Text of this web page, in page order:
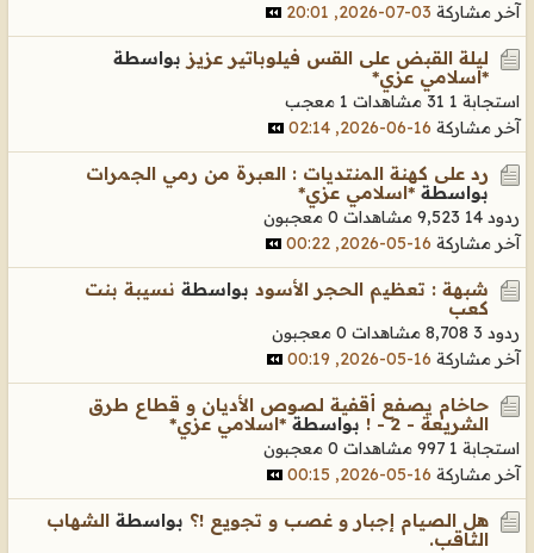
آخر مشاركة 03-07-2026, 20:01
ليلة القبض على القس فيلوباتير عزيز بواسطة
*اسلامي عزي*
استجابة 1 31 مشاهدات
1 معجب
آخر مشاركة 16-06-2026, 02:14
رد على كهنة المنتديات : العبرة من رمي الجمرات
بواسطة *اسلامي عزي*
ردود 14 9,523 مشاهدات
0 معجبون
آخر مشاركة 16-05-2026, 00:22
شبهة : تعظيم الحجر الأسود بواسطة نسيبة بنت
كعب
ردود 3 8,708 مشاهدات
0 معجبون
آخر مشاركة 16-05-2026, 00:19
حاخام يصفع أقفية لصوص الأديان و قطاع طرق
الشريعة - 2 - !
بواسطة *اسلامي عزي*
استجابة 1 997 مشاهدات
0 معجبون
آخر مشاركة 16-05-2026, 00:15
هل الصيام إجبار و غصب و تجويع !؟ بواسطة الشهاب
الثاقب.